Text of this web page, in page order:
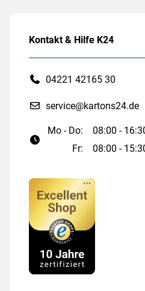
Kontakt & Hilfe K24
04221 42165 30
service@kartons24.de
Mo - Do:
08:00 -
Fr:
08:00 -